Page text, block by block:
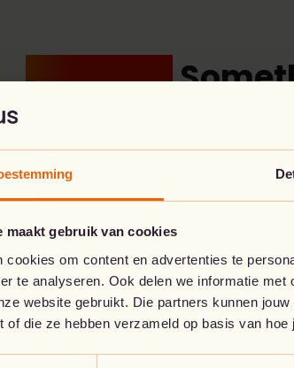
maakt gebruik van cookies
cookies om content en advertenties te
te analyseren. Ook delen we informatie
website gebruikt. Die partners kunnen
of die ze hebben verzameld op basis van
Whoops!
Go to the